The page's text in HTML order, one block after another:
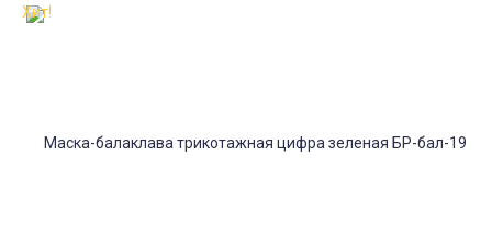
Хит!